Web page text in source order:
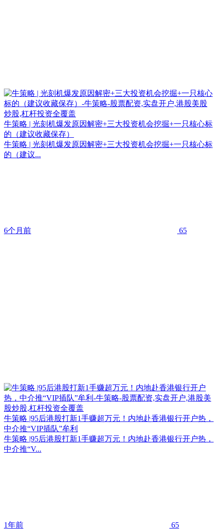
牛策略 | 光刻机爆发原因解密+三大投资机会挖掘+一只核心标
的（建议收藏保存）
牛策略 | 光刻机爆发原因解密+三大投资机会挖掘+一只核心标
的（建议...
6个月前 65
牛策略 |95后港股打新1手赚超万元！内地赴香港银行开户热，
中介推“VIP插队”牟利
牛策略 |95后港股打新1手赚超万元！内地赴香港银行开户热，
中介推“V...
1年前 65